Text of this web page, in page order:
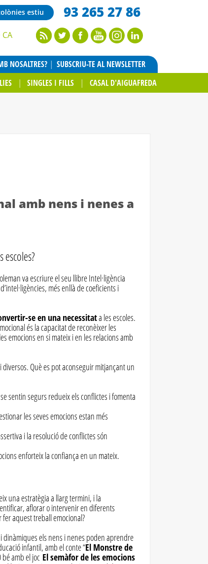
estiu 93 265 27 86
CA
NOSALTRES?
SUBSCRIU-TE AL NEWSLETTER
SINGLES I FILLS CASAL D'AIGUAFREDA
amb nens i nenes a
va escriure el seu llibre Intel·ligència
més enllà de coeficients i
se en una necessitata les escoles.
és la capacitat de reconèixer les
emocions en si mateix i en les relacions amb
Què es pot aconseguir mitjançant un
sentin segurs redueix els conflictes i fomenta
les seves emocions estan més
i la resolució de conflictes són
enforteix la confiança en un mateix.
una estratègia a llarg termini, i la
aflorar o intervenir en diferents
aquest treball emocional?
dinàmiques els nens i nenes poden aprendre
infantil, amb el conte “El Monstre de
bé amb el joc El semàfor de les emocions